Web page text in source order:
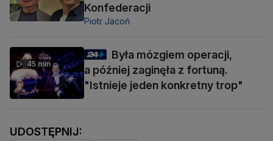
Konfederacji
Piotr Jacoń
45 min
Była mózgiem operacji,
a później zaginęła z fortuną.
"Istnieje jeden konkretny trop"
UDOSTĘPNIJ: